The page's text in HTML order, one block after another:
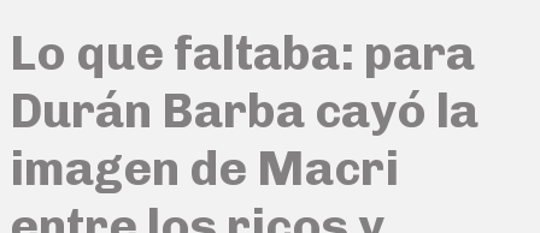
Lo que faltaba: para
Durán Barba cayó la
imagen de Macri